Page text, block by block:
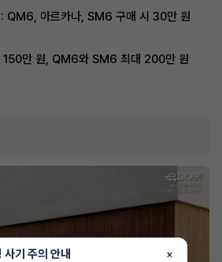
: QM6, 아르카나, SM6 구매 시 30만 원
150만 원, QM6와 SM6 최대 200만 원
기 주의 안내 ×